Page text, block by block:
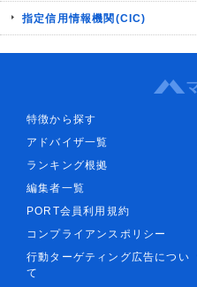
指定信用情報機関(CIC)
特徴から探す
アドバイザ一覧
ランキング根拠
編集者一覧
PORT会員利用規約
コンプライアンスポリシー
行動ターゲティング広告につい
て